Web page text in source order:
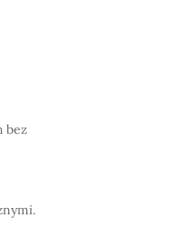
bez